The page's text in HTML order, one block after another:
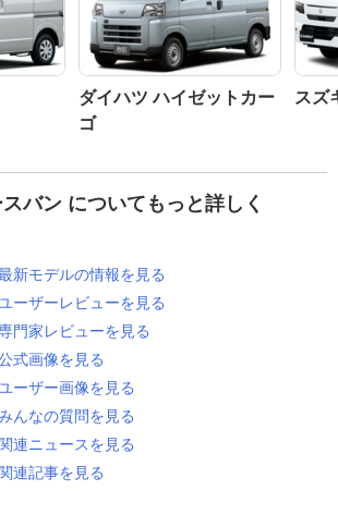
ダイハツ ハイゼットカー
ゴ
スズ
スバン についてもっと詳しく
新モデルの情報を見る
ーザーレビューを見る
門家レビューを見る
式画像を見る
ーザー画像を見る
んなの質問を見る
連ニュースを見る
連記事を見る